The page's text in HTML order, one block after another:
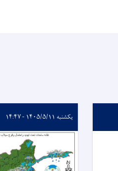
یکشنبه ۱۴۰۵/۵/۱۱ - ۱۴:۴۷